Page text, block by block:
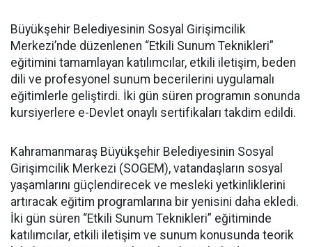
Büyükşehir Belediyesinin Sosyal Girişimcilik
Merkezi’nde düzenlenen “Etkili Sunum Teknikleri”
eğitimini tamamlayan katılımcılar, etkili iletişim, beden
dili ve profesyonel sunum becerilerini uygulamalı
eğitimlerle geliştirdi. İki gün süren programın sonunda
kursiyerlere e-Devlet onaylı sertifikaları takdim edildi.
Kahramanmaraş Büyükşehir Belediyesinin Sosyal
Girişimcilik Merkezi (SOGEM), vatandaşların sosyal
yaşamlarını güçlendirecek ve mesleki yetkinliklerini
artıracak eğitim programlarına bir yenisini daha ekledi.
İki gün süren “Etkili Sunum Teknikleri” eğitiminde
katılımcılar, etkili iletişim ve sunum konusunda teorik